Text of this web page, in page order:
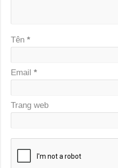
Tên*
Email*
Trang web